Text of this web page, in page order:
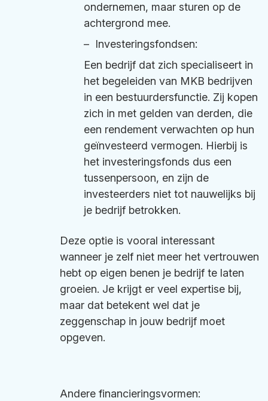
ondernemen, maar sturen op de
achtergrond mee.
– Investeringsfondsen:
Een bedrijf dat zich specialiseert in
het begeleiden van MKB bedrijven
in een bestuurdersfunctie. Zij kopen
zich in met gelden van derden, die
een rendement verwachten op hun
geïnvesteerd vermogen. Hierbij is
het investeringsfonds dus een
tussenpersoon, en zijn de
investeerders niet tot nauwelijks bij
je bedrijf betrokken.
Deze optie is vooral interessant
wanneer je zelf niet meer het vertrouwen
hebt op eigen benen je bedrijf te laten
groeien. Je krijgt er veel expertise bij,
maar dat betekent wel dat je
zeggenschap in jouw bedrijf moet
opgeven.
Andere financieringsvormen: